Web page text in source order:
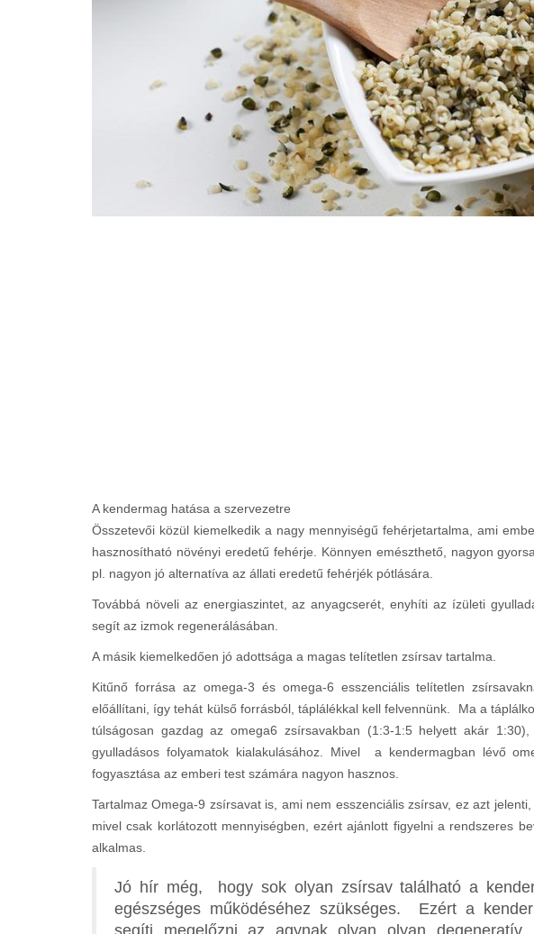
A kendermag hatása a szervezetre
Összetevői közül kiemelkedik a nagy mennyiségű fehérjetartalma, ami
hasznosítható növényi eredetű fehérje. Könnyen emészthető, nagyon
pl. nagyon jó alternatíva az állati eredetű fehérjék pótlására.
Továbbá növeli az energiaszintet, az anyagcserét, enyhíti az ízületi
segít az izmok regenerálásában.
A másik kiemelkedően jó adottsága a magas telítetlen zsírsav tartalma.
Kitűnő forrása az omega-3 és omega-6 esszenciális telítetlen
előállítani, így tehát külső forrásból, táplálékkal kell felvennünk. Ma a
túlságosan gazdag az omega6 zsírsavakban (1:3-1:5 helyett akár
gyulladásos folyamatok kialakulásához. Mivel a kendermagban lévő
fogyasztása az emberi test számára nagyon hasznos.
Tartalmaz Omega-9 zsírsavat is, ami nem esszenciális zsírsav, ez azt
mivel csak korlátozott mennyiségben, ezért ajánlott figyelni a rendszeres
alkalmas.
Jó hír még, hogy sok olyan zsírsav található a
egészséges működéséhez szükséges. Ezért a